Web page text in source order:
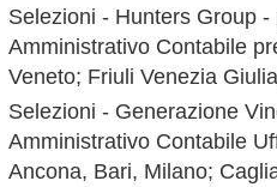
Selezioni - Hunters Group
Amministrativo Contabile
Veneto; Friuli Venezia
Selezioni - Generazione
Amministrativo Contabile
Ancona, Bari, Milano;